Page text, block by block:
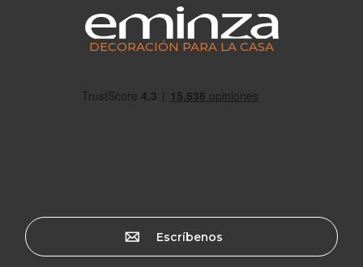
DECORACIÓN PARA LA CASA
Escríbenos